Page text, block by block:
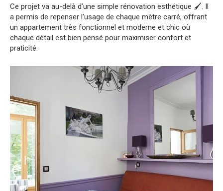
Ce projet va au-delà d’une simple rénovation esthétique 🖌️. Il
a permis de repenser l’usage de chaque mètre carré, offrant
un appartement très fonctionnel et moderne et chic où
chaque détail est bien pensé pour maximiser confort et
praticité.